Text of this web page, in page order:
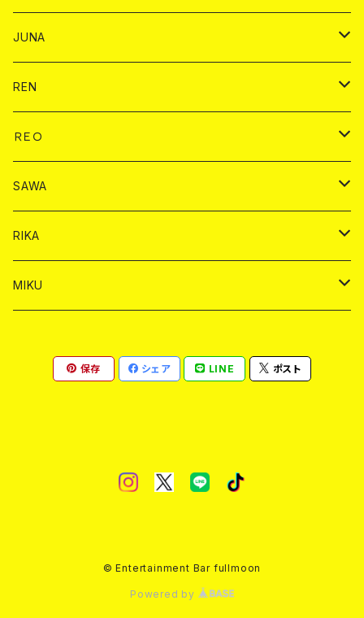
シャンパン
ドリンク
チェキ
ドリンク
ドリンク
ヤードグラス
チェキ
バイカ
ドリンク
ドリンク
シャンパン
チェキ
JUNA
バイカ
ドリンク
シャンパン
ヤードグラス
チェキ
REN
バイカ
ドリンク
ショット
シャンパン
ヤードグラス
チェキ
ＲＥＯ
ドリンク
シャンパン
ショット
ヤードグラス
バイカ
チェキ
SAWA
ドリンク
シャンパン
バイカ
RIKA
ドリンク
MIKU
シャンパン
保存 シェア LINE ポスト
© Entertainment Bar fullmoon
Powered by